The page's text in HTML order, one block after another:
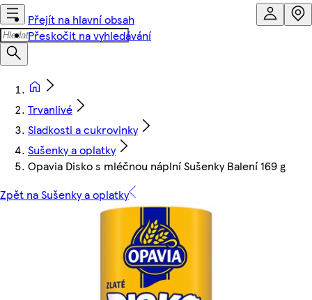
Přejít na hlavní obsah
Přeskočit na vyhledávání
Trvanlivé
Sladkosti a cukrovinky
Sušenky a oplatky
Opavia Disko s mléčnou náplní Sušenky Balení 169 g
Zpět na Sušenky a oplatky